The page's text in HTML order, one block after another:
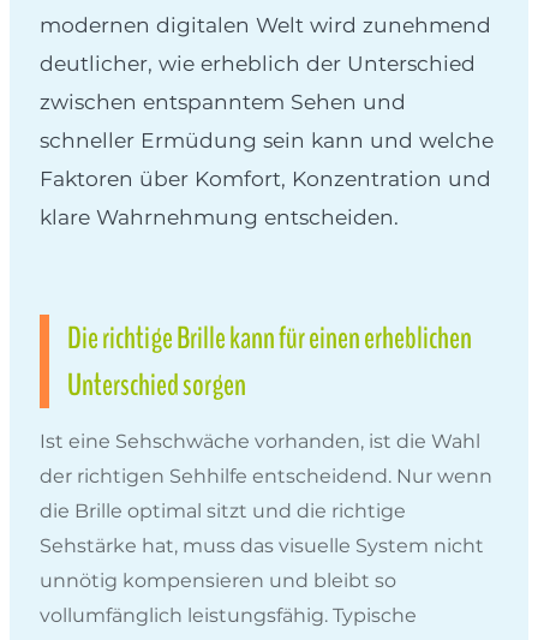
modernen digitalen Welt wird zunehmend
deutlicher, wie erheblich der Unterschied
zwischen entspanntem Sehen und
schneller Ermüdung sein kann und welche
Faktoren über Komfort, Konzentration und
klare Wahrnehmung entscheiden.
Die richtige Brille kann für einen erheblichen
Unterschied sorgen
Ist eine Sehschwäche vorhanden, ist die Wahl
der richtigen Sehhilfe entscheidend. Nur wenn
die Brille optimal sitzt und die richtige
Sehstärke hat, muss das visuelle System nicht
unnötig kompensieren und bleibt so
vollumfänglich leistungsfähig. Typische